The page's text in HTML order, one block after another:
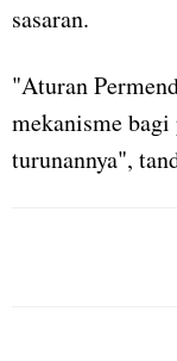
sasaran.
"Aturan
mekanisme
turunannya",